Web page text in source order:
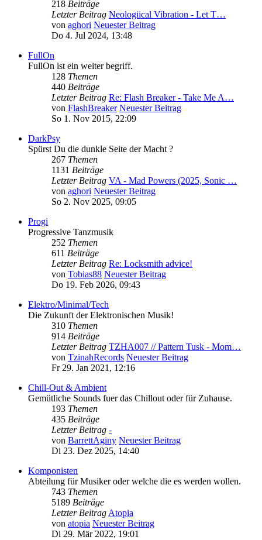
218 Beiträge
Letzter Beitrag Neologiical Vibration - Let T…
von aghori Neuester Beitrag
Do 4. Jul 2024, 13:48
FullOn
FullOn ist ein weiter begriff.
128 Themen
440 Beiträge
Letzter Beitrag Re: Flash Breaker - Take Me A…
von FlashBreaker Neuester Beitrag
So 1. Nov 2015, 22:09
DarkPsy
Spürst Du die dunkle Seite der Macht ?
267 Themen
1131 Beiträge
Letzter Beitrag VA - Mad Powers (2025, Sonic …
von aghori Neuester Beitrag
So 2. Nov 2025, 09:05
Progi
Progressive Tanzmusik
252 Themen
611 Beiträge
Letzter Beitrag Re: Locksmith advice!
von Tobias88 Neuester Beitrag
Do 19. Feb 2026, 09:43
Elektro/Minimal/Tech
Die Zukunft der Elektronischen Musik!
310 Themen
914 Beiträge
Letzter Beitrag TZHA007 // Pattern Tusk - Mom…
von TzinahRecords Neuester Beitrag
Fr 29. Jan 2021, 12:16
Chill-Out & Ambient
Gemütliche Sounds fuer das Chillout oder für Zuhause.
193 Themen
435 Beiträge
Letzter Beitrag -
von BarrettAginy Neuester Beitrag
Di 23. Dez 2025, 14:40
Komponisten
Abteilung für Musiker oder welche die es werden wollen.
743 Themen
5189 Beiträge
Letzter BeitragAtopia
von atopia Neuester Beitrag
Di 29. Mär 2022, 19:01